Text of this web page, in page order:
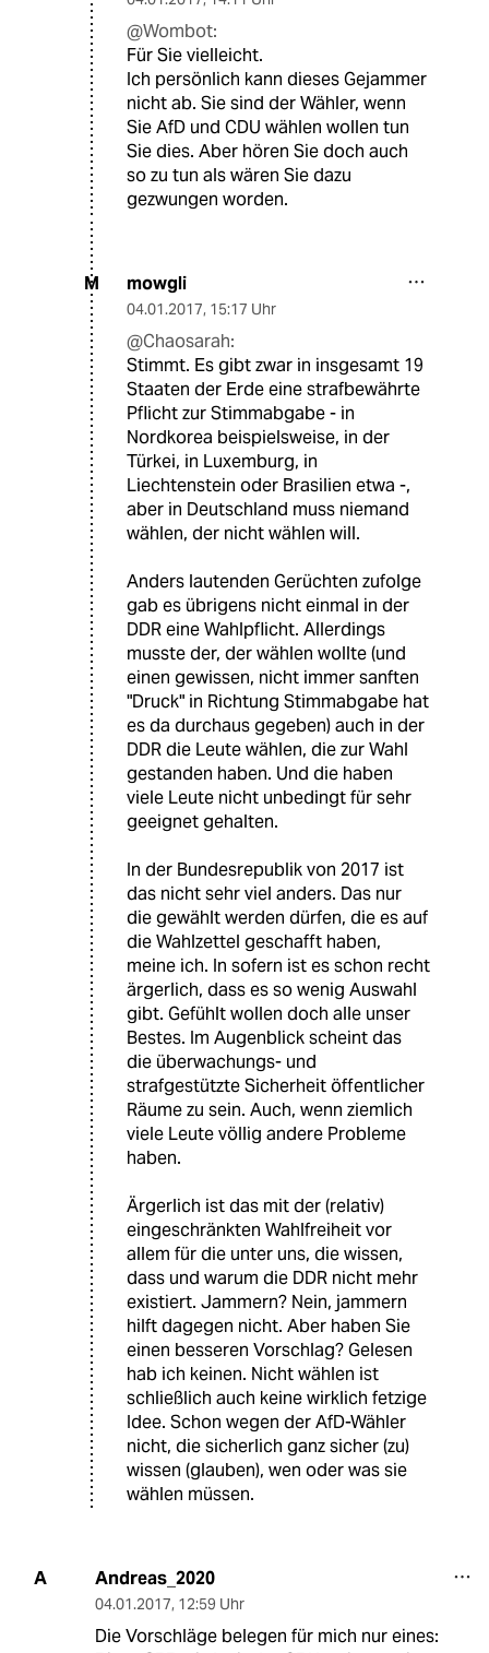
@Wombot:
Für Sie vielleicht.
Ich persönlich kann dieses Gejammer
nicht ab. Sie sind der Wähler, wenn
Sie AfD und CDU wählen wollen tun
Sie dies. Aber hören Sie doch auch
so zu tun als wären Sie dazu
gezwungen worden.
M mowgli
04.01.2017, 15:17 Uhr
@Chaosarah:
Stimmt. Es gibt zwar in insgesamt 19
Staaten der Erde eine strafbewährte
Pflicht zur Stimmabgabe - in
Nordkorea beispielsweise, in der
Türkei, in Luxemburg, in
Liechtenstein oder Brasilien etwa -,
aber in Deutschland muss niemand
wählen, der nicht wählen will.
Anders lautenden Gerüchten zufolge
gab es übrigens nicht einmal in der
DDR eine Wahlpflicht. Allerdings
musste der, der wählen wollte (und
einen gewissen, nicht immer sanften
"Druck" in Richtung Stimmabgabe hat
es da durchaus gegeben) auch in der
DDR die Leute wählen, die zur Wahl
gestanden haben. Und die haben
viele Leute nicht unbedingt für sehr
geeignet gehalten.
In der Bundesrepublik von 2017 ist
das nicht sehr viel anders. Das nur
die gewählt werden dürfen, die es auf
die Wahlzettel geschafft haben,
meine ich. In sofern ist es schon recht
ärgerlich, dass es so wenig Auswahl
gibt. Gefühlt wollen doch alle unser
Bestes. Im Augenblick scheint das
die überwachungs- und
strafgestützte Sicherheit öffentlicher
Räume zu sein. Auch, wenn ziemlich
viele Leute völlig andere Probleme
haben.
Ärgerlich ist das mit der (relativ)
eingeschränkten Wahlfreiheit vor
allem für die unter uns, die wissen,
dass und warum die DDR nicht mehr
existiert. Jammern? Nein, jammern
hilft dagegen nicht. Aber haben Sie
einen besseren Vorschlag? Gelesen
hab ich keinen. Nicht wählen ist
schließlich auch keine wirklich fetzige
Idee. Schon wegen der AfD-Wähler
nicht, die sicherlich ganz sicher (zu)
wissen (glauben), wen oder was sie
wählen müssen.
A Andreas_2020
04.01.2017, 12:59 Uhr
Die Vorschläge belegen für mich nur eines: